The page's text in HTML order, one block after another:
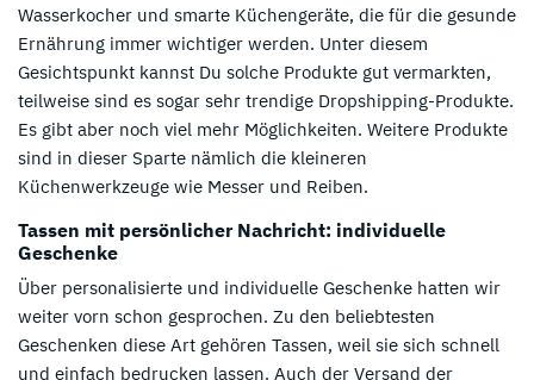
Wasserkocher und smarte Küchengeräte, die für die gesunde
Ernährung immer wichtiger werden. Unter diesem
Gesichtspunkt kannst Du solche Produkte gut vermarkten,
teilweise sind es sogar sehr trendige Dropshipping-Produkte.
Es gibt aber noch viel mehr Möglichkeiten. Weitere Produkte
sind in dieser Sparte nämlich die kleineren
Küchenwerkzeuge wie Messer und Reiben.
Tassen mit persönlicher Nachricht: individuelle
Geschenke
Über personalisierte und individuelle Geschenke hatten wir
weiter vorn schon gesprochen. Zu den beliebtesten
Geschenken diese Art gehören Tassen, weil sie sich schnell
und einfach bedrucken lassen. Auch der Versand der